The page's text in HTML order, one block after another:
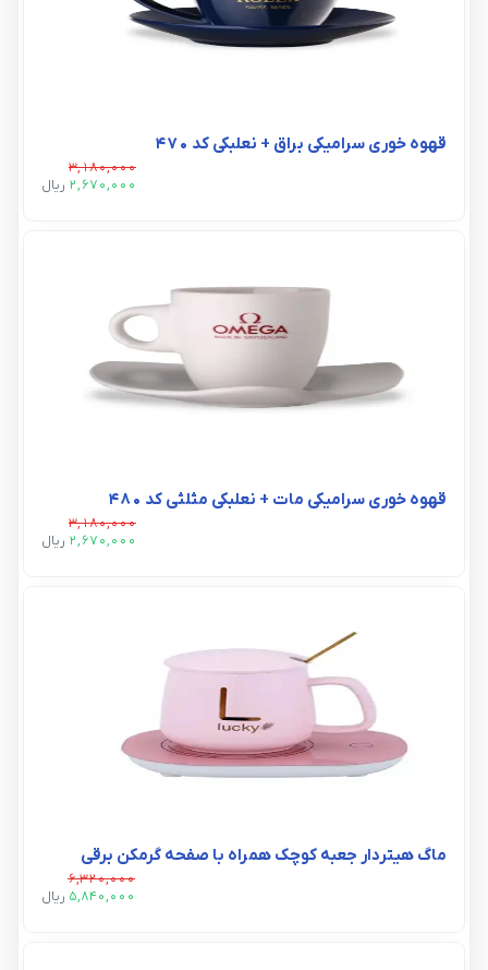
قهوه خوری سرامیکی براق + نعلبکی کد ۴۷۰
3,180,000
2,670,000 ريال
قهوه خوری سرامیکی مات + نعلبکی مثلثی کد ۴۸۰
3,180,000
2,670,000 ريال
ماگ هیتردار جعبه کوچک همراه با صفحه گرمکن برقي
6,320,000
5,840,000 ريال